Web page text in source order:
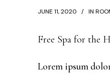
JUNE 11, 2020 IN
Free Spa for the
Lorem ipsum